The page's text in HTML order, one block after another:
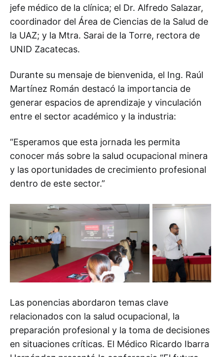
jefe médico de la clínica; el Dr. Alfredo Salazar,
coordinador del Área de Ciencias de la Salud de
la UAZ; y la Mtra. Sarai de la Torre, rectora de
UNID Zacatecas.
Durante su mensaje de bienvenida, el Ing. Raúl
Martínez Román destacó la importancia de
generar espacios de aprendizaje y vinculación
entre el sector académico y la industria:
“Esperamos que esta jornada les permita
conocer más sobre la salud ocupacional minera
y las oportunidades de crecimiento profesional
dentro de este sector.”
Las ponencias abordaron temas clave
relacionados con la salud ocupacional, la
preparación profesional y la toma de decisiones
en situaciones críticas. El Médico Ricardo Ibarra